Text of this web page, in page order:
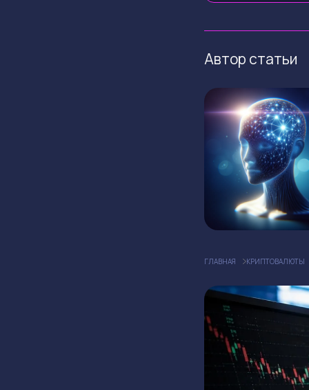
Автор статьи
ГЛАВНАЯ КРИПТОВАЛЮТЫ